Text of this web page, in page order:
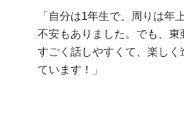
「自分は1年生で、周りは年
不安もありました。でも、東
すごく話しやすくて、楽しく
ています！」